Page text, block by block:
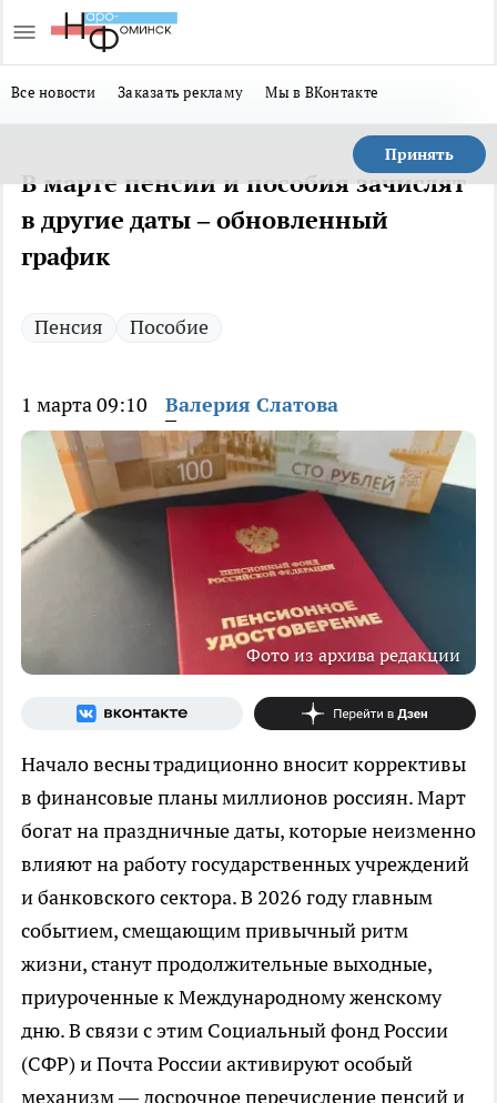
Все новости Заказать рекламу Мы в ВКонтакте
Принять
В марте пенсии и пособия зачислят
в другие даты – обновленный
график
Пенсия Пособие
1 марта 09:10 Валерия Слатова
Фото из архива редакции
Начало весны традиционно вносит коррективы
в финансовые планы миллионов россиян. Март
богат на праздничные даты, которые неизменно
влияют на работу государственных учреждений
и банковского сектора. В 2026 году главным
событием, смещающим привычный ритм
жизни, станут продолжительные выходные,
приуроченные к Международному женскому
дню. В связи с этим Социальный фонд России
(СФР) и Почта России активируют особый
механизм — досрочное перечисление пенсий и